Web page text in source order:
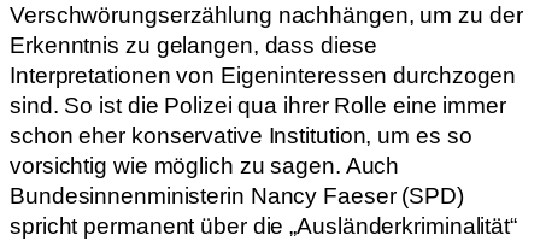
Verschwörungserzählung nachhängen, um zu der
Erkenntnis zu gelangen, dass diese
Interpretationen von Eigeninteressen durchzogen
sind. So ist die Polizei qua ihrer Rolle eine immer
schon eher konservative Institution, um es so
vorsichtig wie möglich zu sagen. Auch
Bundesinnenministerin Nancy Faeser (SPD)
spricht permanent über die „Ausländerkriminalität“